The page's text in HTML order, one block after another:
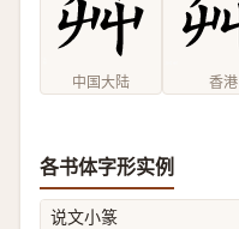
中国大陆 香港
各书体字形实例
说文小篆